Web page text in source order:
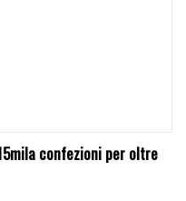
confezioni per oltre